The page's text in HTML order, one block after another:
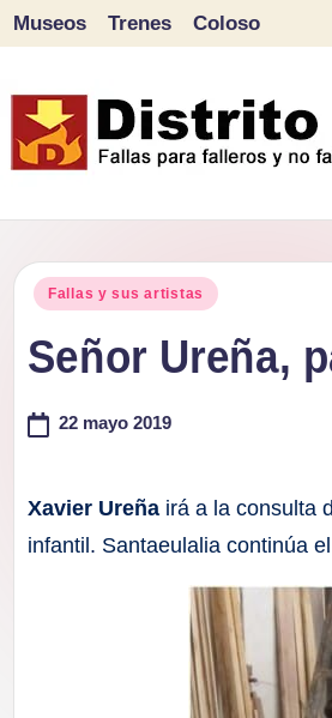
contenido
Museos Trenes Coloso
Publicado
Fallas y sus artistas
Señor Ureña,
22 mayo 2019
Xavier Ureña irá a la consulta
infantil. Santaeulalia continúa